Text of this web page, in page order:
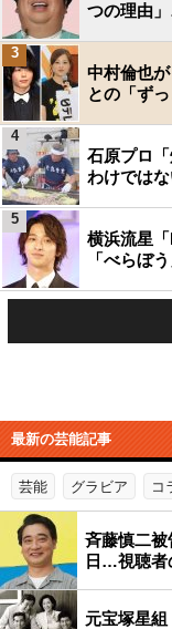
つの理由
中村倫也
との「ず
3
石原プロ
わけでは
4
横浜流星
「べらぼ
5
最新の芸能記事
芸能 グラビア コ
斉藤慎二被
日…視聴者
元宝塚星